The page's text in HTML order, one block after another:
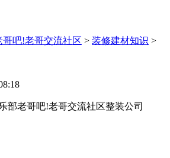
哥吧!老哥交流社区 > 装修建材知识 >
部老哥吧!老哥交流社区整装公司